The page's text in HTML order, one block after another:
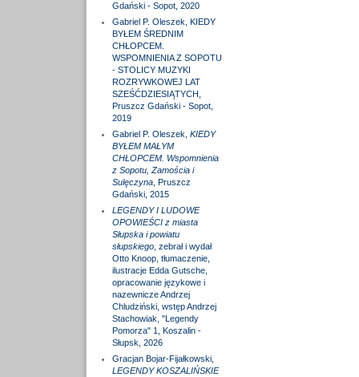
Gdański - Sopot, 2020
Gabriel P. Oleszek, KIEDY
BYŁEM ŚREDNIM
CHŁOPCEM.
WSPOMNIENIA Z SOPOTU
- STOLICY MUZYKI
ROZRYWKOWEJ LAT
SZEŚĆDZIESIĄTYCH,
Pruszcz Gdański - Sopot,
2019
Gabriel P. Oleszek, KIEDY
BYŁEM MAŁYM
CHŁOPCEM. Wspomnienia
z Sopotu, Zamościa i
Sulęczyna, Pruszcz
Gdański, 2015
LEGENDY I LUDOWE
OPOWIEŚCI z miasta
Słupska i powiatu
słupskiego, zebrał i wydał
Otto Knoop, tłumaczenie,
ilustracje Edda Gutsche,
opracowanie językowe i
nazewnicze Andrzej
Chludziński, wstęp Andrzej
Stachowiak, "Legendy
Pomorza" 1, Koszalin -
Słupsk, 2026
Gracjan Bojar-Fijałkowski,
LEGENDY KOSZALIŃSKIE